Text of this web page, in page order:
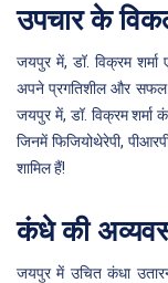
उपचार के
जयपुर में, डॉ. विक्रम शर्मा
अपने प्रगतिशील और सफल
जयपुर में, डॉ. विक्रम शर्मा
जिनमें फिजियोथेरेपी,
शामिल हैं!
कंधे की
जयपुर में उचित कंधा